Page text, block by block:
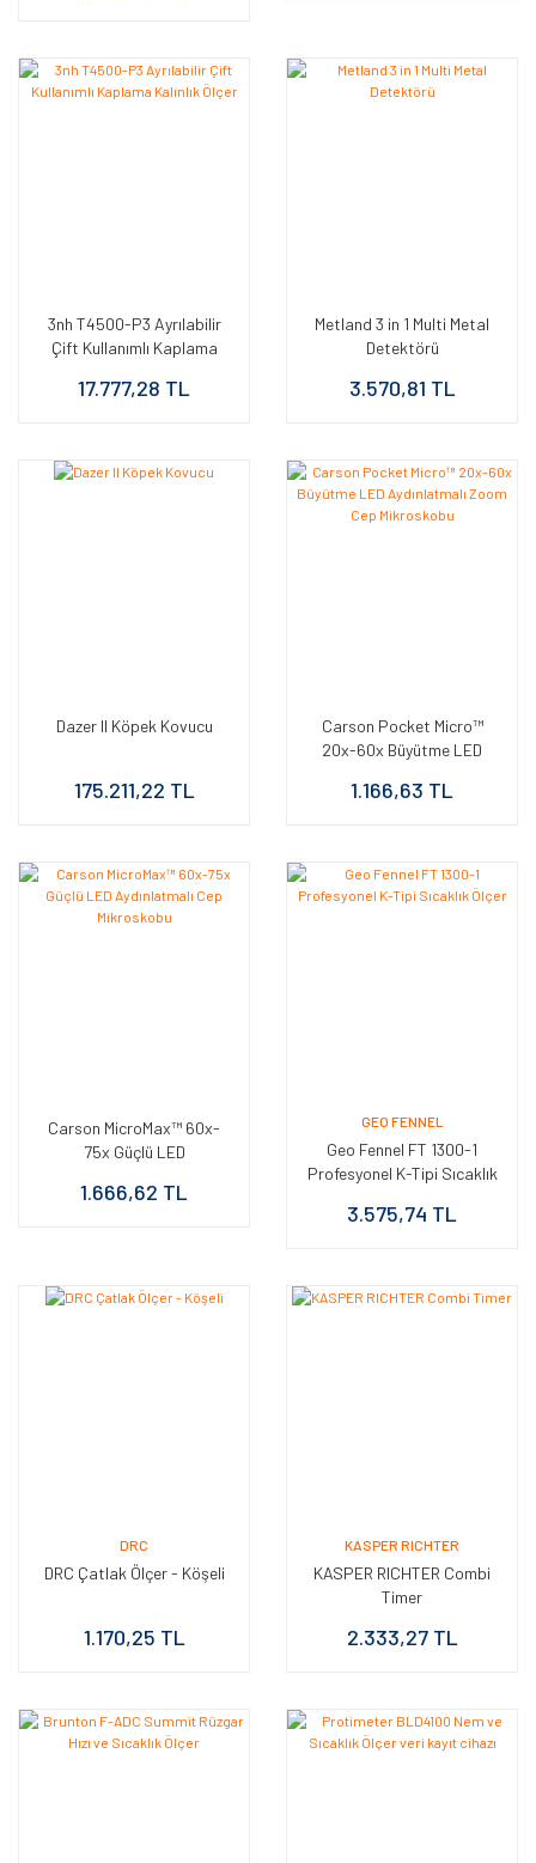
3nh T4500-P3 Ayrılabilir
Çift Kullanımlı Kaplama
17.777,28 TL
Metland 3 in 1 Multi Metal
Detektörü
3.570,81 TL
Dazer II Köpek Kovucu
175.211,22 TL
Carson Pocket Micro™
20x-60x Büyütme LED
Mikroskobu
1.166,63 TL
Carson MicroMax™ 60x-
75x Güçlü LED
Mikroskobu
1.666,62 TL
GEO FENNEL
Geo Fennel FT 1300-1
Profesyonel K-Tipi Sıcaklık
3.575,74 TL
DRC
DRC Çatlak Ölçer - Köşeli
1.170,25 TL
KASPER RICHTER
KASPER RICHTER Combi
Timer
2.333,27 TL